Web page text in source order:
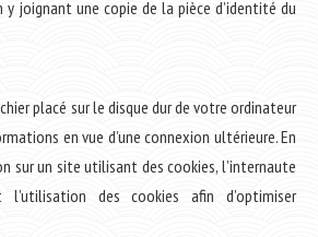
y joignant une copie de la pièce d’identité du
placé sur le disque dur de votre ordinateur
en vue d’une connexion ultérieure. En
sur un site utilisant des cookies, l’internaute
l’utilisation des cookies afin d’optimiser